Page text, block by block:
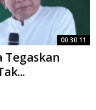
00:30:11
Tegaskan